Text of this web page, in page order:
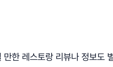
한 레스토랑 리뷰나 정보도